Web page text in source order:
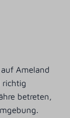
Ameland
richtig
betreten,